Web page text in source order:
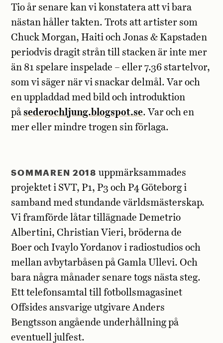
Tio år senare kan vi konstatera att vi bara
nästan håller takten. Trots att artister som
Chuck Morgan, Haiti och Jonas & Kapstaden
periodvis dragit strån till stacken är inte mer
än 81 spelare inspelade – eller 7.36 startelvor,
som vi säger när vi snackar delmål. Var och
en uppladdad med bild och introduktion
påsederochljung.blogspot.se. Var och en
mer eller mindre trogen sin förlaga.
SOMMAREN 2018 uppmärksammades
projektet i SVT, P1, P3 och P4 Göteborg i
samband med stundande världsmästerskap.
Vi framförde låtar tillägnade Demetrio
Albertini, Christian Vieri, bröderna de
Boer och Ivaylo Yordanov i radiostudios och
mellan avbytarbåsen på Gamla Ullevi. Och
bara några månader senare togs nästa steg.
Ett telefonsamtal till fotbollsmagasinet
Offsides ansvarige utgivare Anders
Bengtsson angående underhållning på
eventuell julfest.